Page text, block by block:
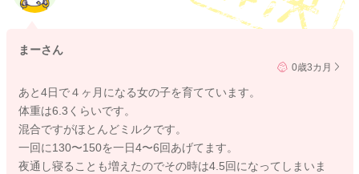
まーさん
0歳3カ月
あと4日で４ヶ月になる女の子を育てています。
体重は6.3くらいです。
混合ですがほとんどミルクです。
一回に130〜150を一日4〜6回あげてます。
夜通し寝ることも増えたのでその時は4.5回になってしまいま